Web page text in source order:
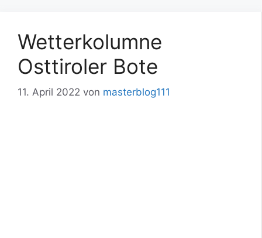
Wetterkolumne
Osttiroler Bote
11. April 2022 von masterblog111